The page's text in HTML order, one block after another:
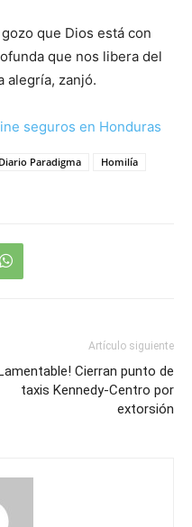
que Dios está con
que nos libera del
alegría, zanjó.
seguros en Honduras
Diario Paradigma
Homilía
Artículo siguiente
Cierran punto de
taxis Kennedy-Centro por
extorsión